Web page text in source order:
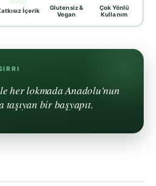
İçerik
Glutensiz &
Vegan
Çok Yönlü
Kullanım
her lokmada Anadolu'nun
taşıyan bir başyapıt.